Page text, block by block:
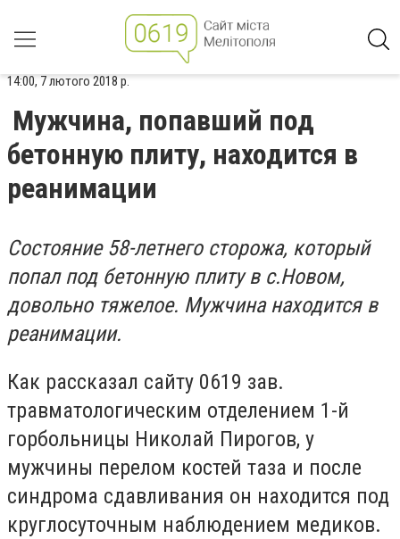
14:00, 7 лютого 2018 р.
Мужчина, попавший под
бетонную плиту, находится в
реанимации
Состояние 58-летнего сторожа, который
попал под бетонную плиту в с.Новом,
довольно тяжелое. Мужчина находится в
реанимации.
Как рассказал сайту 0619 зав.
травматологическим отделением 1-й
горбольницы Николай Пирогов, у
мужчины перелом костей таза и после
синдрома сдавливания он находится под
круглосуточным наблюдением медиков.